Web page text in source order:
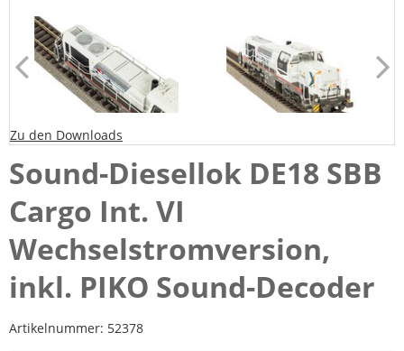
Zu den Downloads
Sound-Diesellok DE18 SBB
Cargo Int. VI
Wechselstromversion,
inkl. PIKO Sound-Decoder
Artikelnummer: 52378